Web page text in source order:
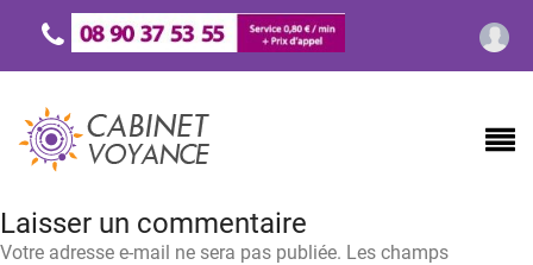
Laisser un commentaire
Votre adresse e-mail ne sera pas publiée. Les champs